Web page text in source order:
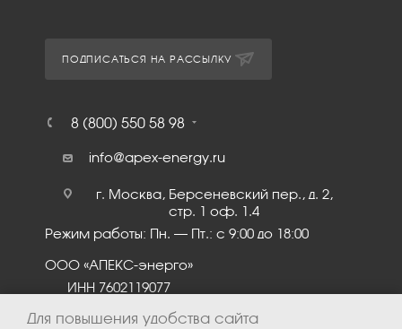
ПОДПИСАТЬСЯ НА РАССЫЛКУ
8 (800) 550 58 98
info@apex-energy.ru
г. Москва, Берсеневский пер., д. 2,
стр. 1 оф. 1.4
Режим работы: Пн. – Пт.: с 9:00 до 18:00
ООО «АПЕКС-энерго»
ИНН 7602119077
Для повышения удобства сайта